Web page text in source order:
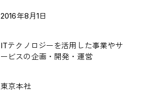
2016年8月1日
ITテクノロジーを活用した事業やサ
ービスの企画・開発・運営
東京本社